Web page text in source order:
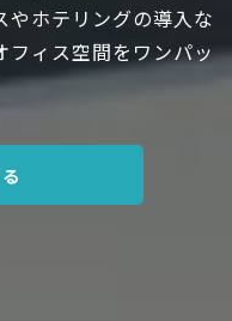
やホテリングの導入な
フィス空間をワンパッ